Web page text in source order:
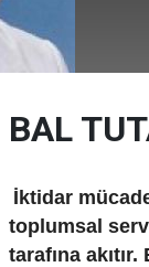
BAL
İktidar
toplumsal
tarafına